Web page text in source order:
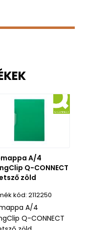
A/4
Q-CONNECT
zöld
2112250
A/4
Q-CONNECT